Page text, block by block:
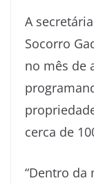
A
Socorro
no mês de
cerca de
“Dentro da